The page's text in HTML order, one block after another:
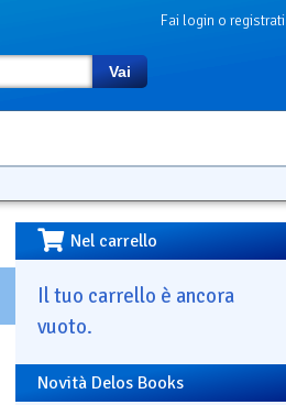
Fai login o registrati
Vai
Nel carrello
Il tuo carrello è ancora
vuoto.
Novità Delos Books